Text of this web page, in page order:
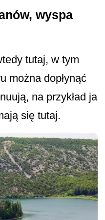
wyspa
tutaj, w tym
można dopłynąć
na przykład ja
się tutaj.